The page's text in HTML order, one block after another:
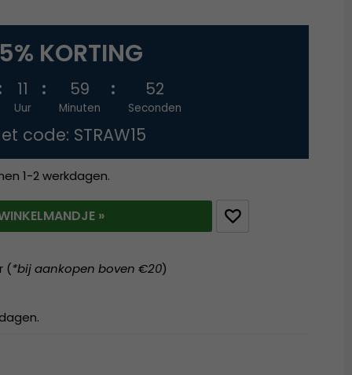
KORTING
11
Uur
59
Minuten
51
Seconden
code: STRAW15
1-2 werkdagen.
»
(*bij aankopen boven €20)